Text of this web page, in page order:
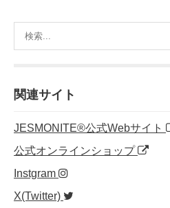
c
e
o
o
k
e
k
e
C
h
関連サイト
JESMONITE®公式Webサイト
公式オンラインショップ
Instgram
X(Twitter)